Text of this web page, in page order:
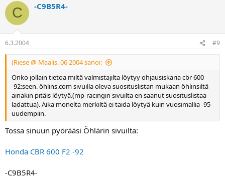
C -C9B5R4-
6.3.2004 #9
(Riese @ Maalis. 06 2004 sanoi:
Onko jollain tietoa miltä valmistajilta löytyy ohjausiskaria cbr 600
-92:seen. öhlins.com sivuilla oleva suosituslistan mukaan öhlinsiltä
ainakin pitäis löytyä.(mp-racingin sivuilta en saanut suosituslistaa
ladattua). Aika monelta merkiltä ei taida löytyä kuin vuosimallia -95
uudempiin.
Tossa sinuun pyörääsi Öhlärin sivuilta:
Honda CBR 600 F2 -92
-C9B5R4-